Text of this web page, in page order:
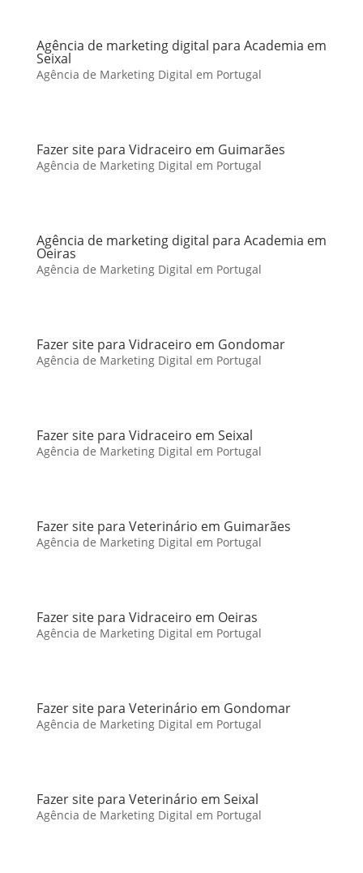
Agência de marketing digital para Academia em
Seixal
Agência de Marketing Digital em Portugal
Fazer site para Vidraceiro em Guimarães
Agência de Marketing Digital em Portugal
Agência de marketing digital para Academia em
Oeiras
Agência de Marketing Digital em Portugal
Fazer site para Vidraceiro em Gondomar
Agência de Marketing Digital em Portugal
Fazer site para Vidraceiro em Seixal
Agência de Marketing Digital em Portugal
Fazer site para Veterinário em Guimarães
Agência de Marketing Digital em Portugal
Fazer site para Vidraceiro em Oeiras
Agência de Marketing Digital em Portugal
Fazer site para Veterinário em Gondomar
Agência de Marketing Digital em Portugal
Fazer site para Veterinário em Seixal
Agência de Marketing Digital em Portugal